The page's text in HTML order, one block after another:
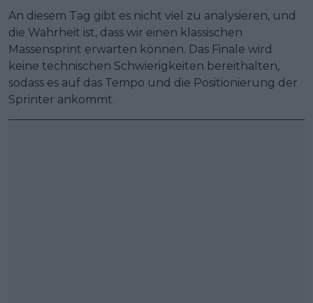
An diesem Tag gibt es nicht viel zu analysieren, und
die Wahrheit ist, dass wir einen klassischen
Massensprint erwarten können. Das Finale wird
keine technischen Schwierigkeiten bereithalten,
sodass es auf das Tempo und die Positionierung der
Sprinter ankommt.